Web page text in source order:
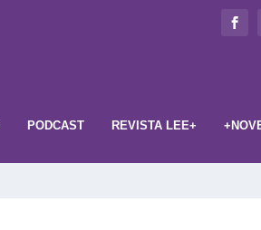
PODCAST REVISTA LEE+